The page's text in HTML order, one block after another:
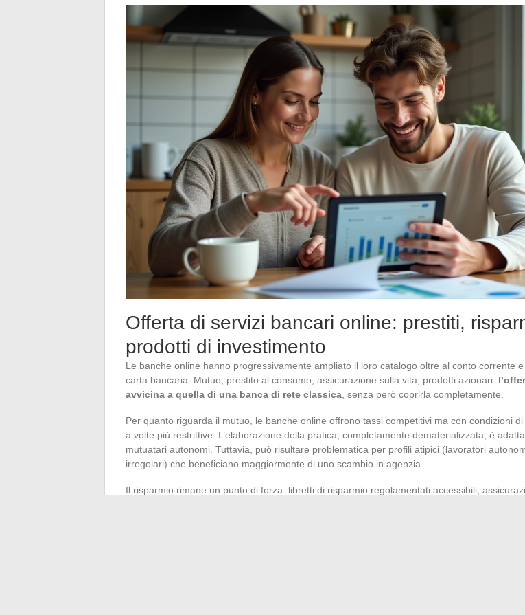
Offerta di servizi bancari online: prestiti,
prodotti di investimento
Le banche online hanno progressivamente ampliato il loro catalogo oltre al conto corrente e
carta bancaria. Mutuo, prestito al consumo, assicurazione sulla vita, prodotti azionari:
avvicina a quella di una banca di rete classica , senza però coprirla completamente.
Per quanto riguarda il mutuo, le banche online offrono tassi competitivi ma con condizioni di
a volte più restrittive. L’elaborazione della pratica, completamente dematerializzata, è
mutuatari autonomi. Tuttavia, può risultare problematica per profili atipici (lavoratori
irregolari) che beneficiano maggiormente di uno scambio in agenzia.
Il risparmio rimane un punto di forza: libretti di risparmio regolamentati accessibili,